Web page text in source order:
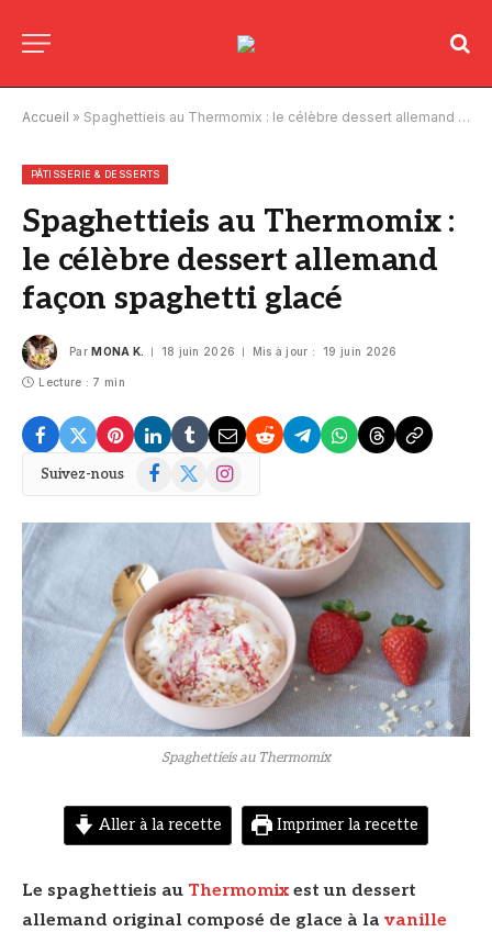
Accueil » Spaghettieis au Thermomix : le célèbre dessert allemand façon spaghetti glacé
PÂTISSERIE & DESSERTS
Spaghettieis au Thermomix :
le célèbre dessert allemand
façon spaghetti glacé
Par MONA K. 18 juin 2026 Mis à jour : 19 juin 2026
Lecture : 7 min
Suivez-nous Facebook
X
Instagram
© DR
Spaghettieis au Thermomix
Aller à la recette Imprimer la recette
Le spaghettieis au Thermomix est un dessert
allemand original composé de glace à la vanille